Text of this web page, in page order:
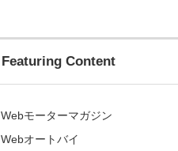
Featuring Content
Webモーターマガジン
Webオートバイ